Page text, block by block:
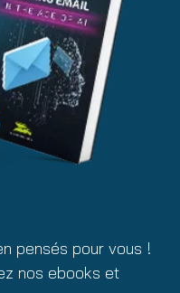
pensés pour vous !
nos ebooks et